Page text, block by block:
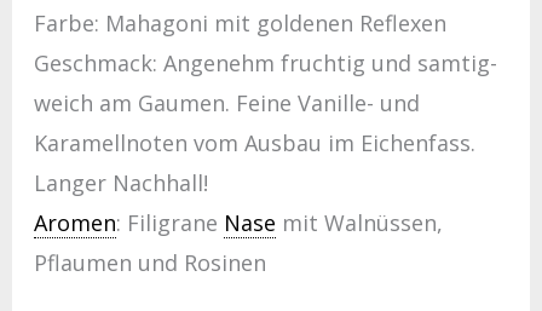
Farbe: Mahagoni mit goldenen Reflexen
Geschmack: Angenehm fruchtig und samtig-
weich am Gaumen. Feine Vanille- und
Karamellnoten vom Ausbau im Eichenfass.
Langer Nachhall!
Aromen: Filigrane Nase mit Walnüssen,
Pflaumen und Rosinen